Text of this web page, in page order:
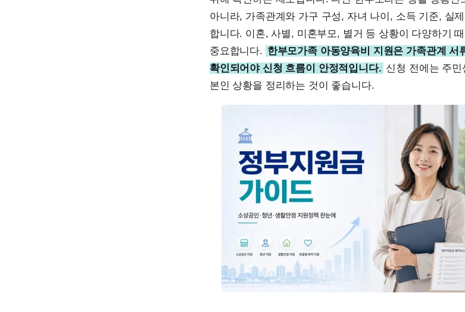
아니라, 가족관계와 가구 구성, 자녀 나이, 소득 기준, 실
합니다. 이혼, 사별, 미혼부모, 별거 등 상황이 다양하기
중요합니다. 한부모가족 아동양육비 지원은 가족관계 서
확인되어야 신청 흐름이 안정적입니다. 신청 전에는 주
본인 상황을 정리하는 것이 좋습니다.